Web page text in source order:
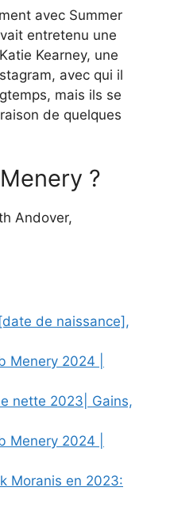
avec Summer
entretenu une
Kearney, une
avec qui il
mais ils se
de quelques
?
Andover,
de naissance],
Menery 2024 |
nette 2023| Gains,
Menery 2024 |
Moranis en 2023: